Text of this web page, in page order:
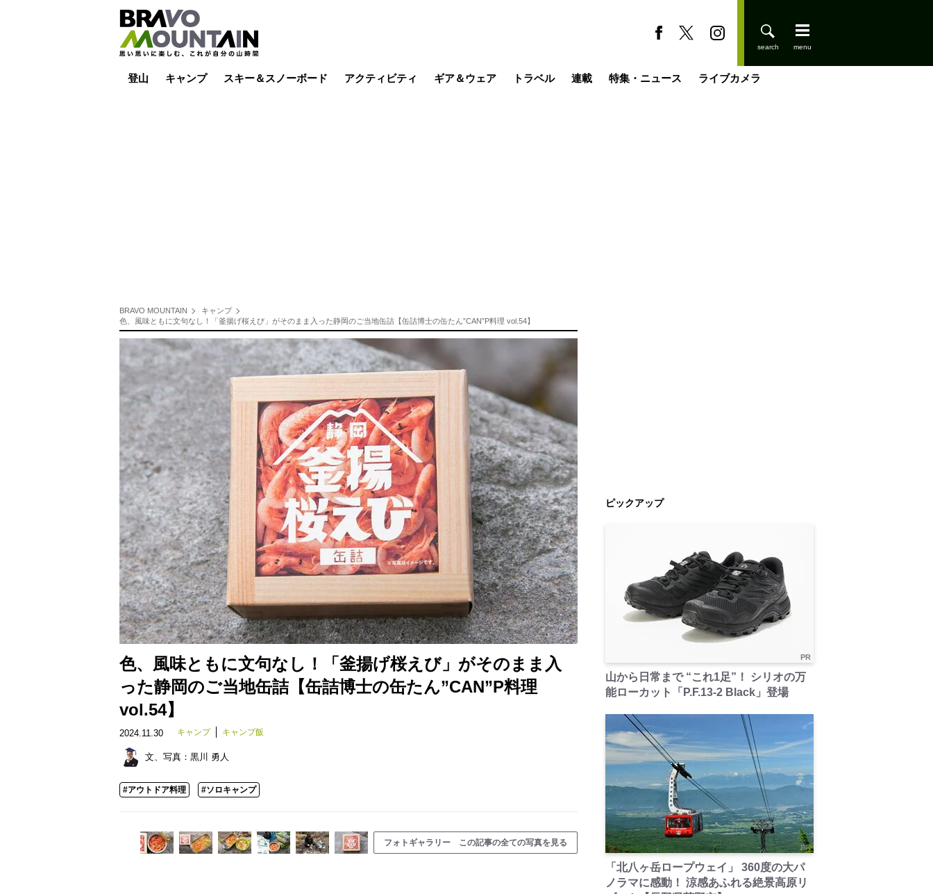
登山 キャンプ スキー＆スノーボード アクティビティ ギア＆ウェア トラベル 連載 特集・ニュース ライブカメラ
BRAVO MOUNTAIN
キャンプ
色、風味ともに文句なし！「釜揚げ桜えび」がそのまま入った静岡のご当地缶詰【缶詰博士の缶たん”CAN”P料理 vol.54】
色、風味ともに文句なし！「釜揚げ桜えび」がそのまま入
った静岡のご当地缶詰【缶詰博士の缶たん”CAN”P料理
vol.54】
2024.11.30 キャンプ キャンプ飯
文、写真： 黒川 勇人
#アウトドア料理 #ソロキャンプ
フォトギャラリー この記事の全ての写真を見る
ピックアップ
PR
山から日常まで “これ1足”！ シリオの万
能ローカット「P.F.13-2 Black」登場
PR
「北八ヶ岳ロープウェイ」 360度の大パ
ノラマに感動！ 涼感あふれる絶景高原リ